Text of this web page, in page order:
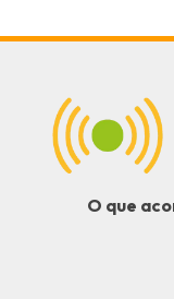
O que